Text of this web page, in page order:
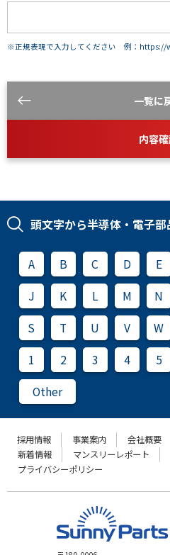
※正規表現で入力してください 例：https://
一覧に
内容
頭文字から半導体・電子部
A B C D E
J
K L M N
S
T U V W
1
2 3 4 5
Other
採用情報 事業案内 会社概要
新着情報
マンスリーレポート
プライバシーポリシー